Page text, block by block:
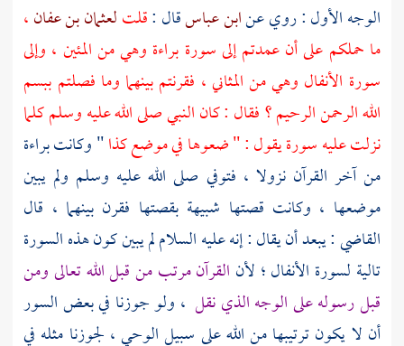
الوجه الأول : روي عنابن عباسقال :قلتلعثمان بن عفان،
ما حملكم على أن عمدتم إلى سورة براءة وهي من المئين ، وإلى
سورة الأنفال وهي من المثاني ، فقرنتم بينهما وما فصلتم ببسم
الله الرحمن الرحيم ؟ فقال : كان النبي صلى الله عليه وسلم كلما
نزلت عليه سورة يقول : " ضعوها في موضع كذا" وكانت براءة
من آخر القرآن نزولا ، فتوفي صلى الله عليه وسلم ولم يبين
موضعها ، وكانت قصتها شبيهة بقصتها فقرن بينهما ، قال
القاضي : يبعد أن يقال : إنه عليه السلام لم يبين كون هذه السورة
تالية لسورة الأنفال ؛ لأن القرآن مرتب من قبل الله تعالى ومن
قبل رسوله على الوجه الذي نقل ، ولو جوزنا في بعض السور
أن لا يكون ترتيبها من الله على سبيل الوحي ، لجوزنا مثله في